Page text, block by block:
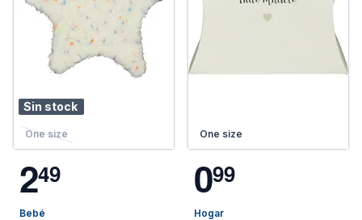
Sin stock
One size
249
Bebé
One size
099
Hogar